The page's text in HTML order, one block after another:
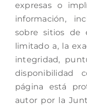
expresas o
información,
sobre sitios de
limitado a, la
integridad,
disponibilidad
página está
autor por la